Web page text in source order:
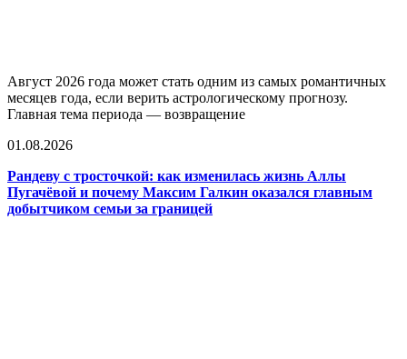
Август 2026 года может стать одним из самых романтичных
месяцев года, если верить астрологическому прогнозу.
Главная тема периода — возвращение
01.08.2026
Рандеву с тросточкой: как изменилась жизнь Аллы
Пугачёвой и почему Максим Галкин оказался главным
добытчиком семьи за границей